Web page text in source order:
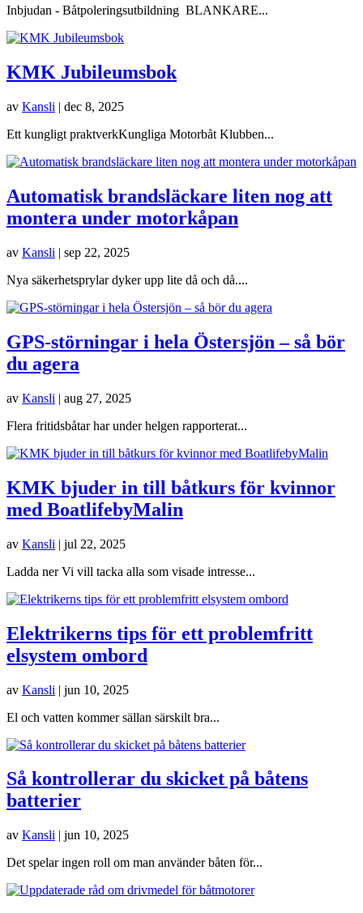
Inbjudan - Båtpoleringsutbildning BLANKARE...
KMK Jubileumsbok
av Kansli | dec 8, 2025
Ett kungligt praktverkKungliga Motorbåt Klubben...
Automatisk brandsläckare liten nog att
montera under motorkåpan
av Kansli | sep 22, 2025
Nya säkerhetsprylar dyker upp lite då och då....
GPS-störningar i hela Östersjön – så bör
du agera
av Kansli | aug 27, 2025
Flera fritidsbåtar har under helgen rapporterat...
KMK bjuder in till båtkurs för kvinnor
med BoatlifebyMalin
av Kansli | jul 22, 2025
Ladda ner Vi vill tacka alla som visade intresse...
Elektrikerns tips för ett problemfritt
elsystem ombord
av Kansli | jun 10, 2025
El och vatten kommer sällan särskilt bra...
Så kontrollerar du skicket på båtens
batterier
av Kansli | jun 10, 2025
Det spelar ingen roll om man använder båten för...